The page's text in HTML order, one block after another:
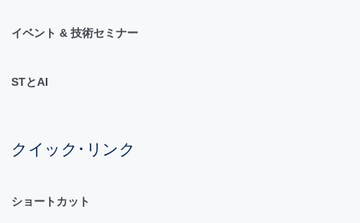
イベント & 技術セミナー
STとAI
クイック･リンク
ショートカット